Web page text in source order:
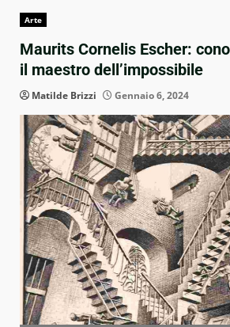
Arte
Maurits Cornelis Escher:
il maestro dell’impossibile
Matilde Brizzi Gennaio 6, 2024